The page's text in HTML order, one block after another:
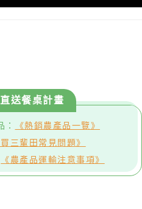
送餐桌計畫
《熱銷農產品一覽》
買三輩田常見問題》
《農產品運輸注意事項》